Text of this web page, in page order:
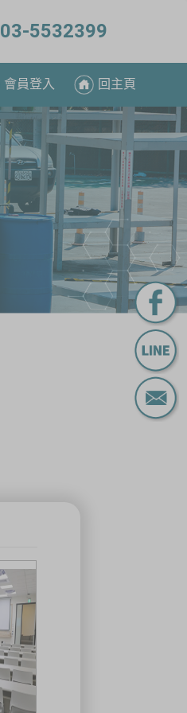
03-5532399
會員登入 回主頁